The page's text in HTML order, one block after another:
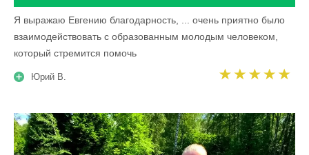
Я выражаю Евгению благодарность, ... очень приятно было
взаимодействовать с образованным молодым человеком,
который стремится помочь
Юрий В.